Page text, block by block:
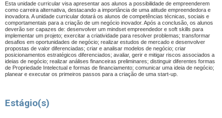
Esta unidade curricular visa apresentar aos alunos a possibilidade de empreenderem
como carreira alternativa, destacando a importância de uma atitude empreendedora e
inovadora. A unidade curricular dotará os alunos de competências técnicas, sociais e
comportamentais para a criação de um negócio inovador. Após a conclusão, os alunos
deverão ser capazes de: desenvolver um mindset empreendedor e soft skills para
implementar um projeto; exercitar a criatividade para resolver problemas; transformar
desafios em oportunidades de negócio; realizar estudos de mercado e desenvolver
propostas de valor diferenciadas; criar e analisar modelos de negócio; criar
posicionamentos estratégicos diferenciados; avaliar, gerir e mitigar riscos associados a
ideias de negócio; realizar análises financeiras preliminares; distinguir diferentes formas
de Propriedade Intelectual e formas de financiamento; comunicar uma ideia de negócio;
planear e executar os primeiros passos para a criação de uma start-up.
Estágio(s)